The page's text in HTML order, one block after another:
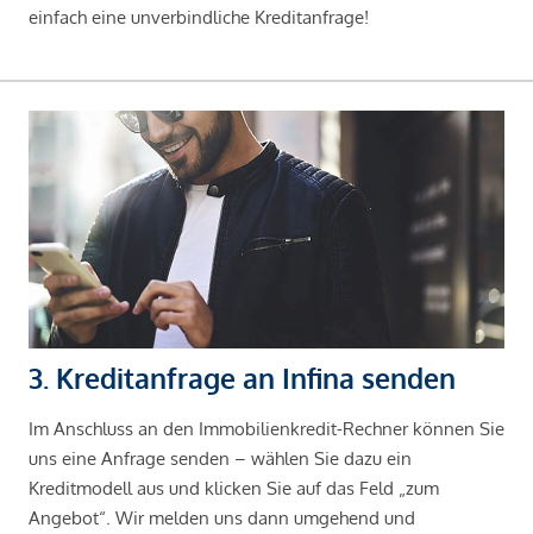
einfach eine unverbindliche Kreditanfrage!
3. Kreditanfrage an Infina senden
Im Anschluss an den Immobilienkredit-Rechner können Sie
uns eine Anfrage senden – wählen Sie dazu ein
Kreditmodell aus und klicken Sie auf das Feld „zum
Angebot“. Wir melden uns dann umgehend und